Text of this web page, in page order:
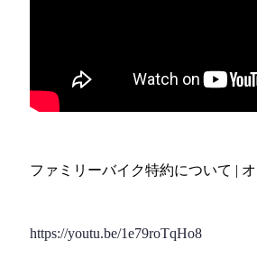
ファミリーバイク特約について |
https://youtu.be/1e79roTqHo8